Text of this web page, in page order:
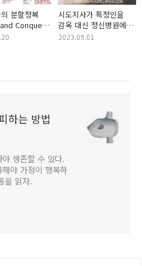
분할정복
Conquer)
의
시도지사가 특정인을
감옥 대신 정신병원에
가둘 수 있는 법안이
2023.09.01
하는 방법
생존할 수 있다.
야 가정이 행복하
을 읽자.